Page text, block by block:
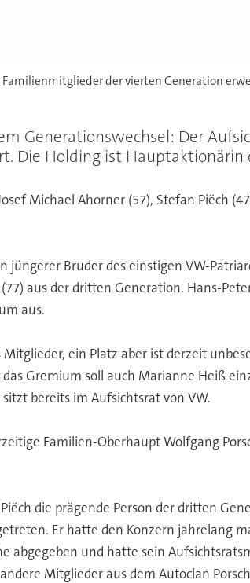
der vierten Generation
Generationswechsel: Der
Die Holding ist Hauptaktionärin
Michael Ahorner (57), Stefan Piëch
jüngerer Bruder des einstigen VW-
aus der dritten Generation. Hans-
aus.
ein Platz aber ist derzeit
Gremium soll auch Marianne Heiß
bereits im Aufsichtsrat von VW.
Familien-Oberhaupt Wolfgang
die prägende Person der dritten
Er hatte den Konzern jahrelang
abgegeben und hatte sein
Mitglieder aus dem Autoclan